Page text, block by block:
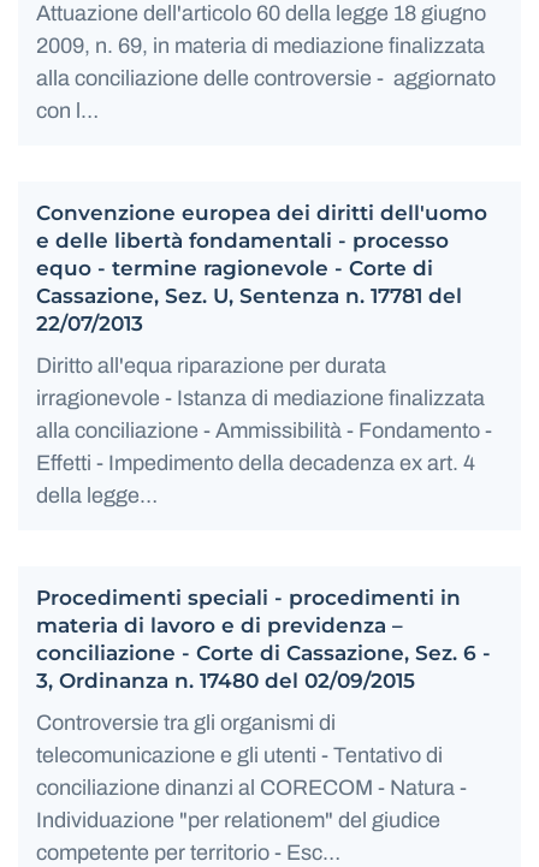
Attuazione dell'articolo 60 della legge 18 giugno
2009, n. 69, in materia di mediazione finalizzata
alla conciliazione delle controversie - aggiornato
con l…
Convenzione europea dei diritti dell'uomo
e delle libertà fondamentali - processo
equo - termine ragionevole - Corte di
Cassazione, Sez. U, Sentenza n. 17781 del
22/07/2013
Diritto all'equa riparazione per durata
irragionevole - Istanza di mediazione finalizzata
alla conciliazione - Ammissibilità - Fondamento -
Effetti - Impedimento della decadenza ex art. 4
della legge…
Procedimenti speciali - procedimenti in
materia di lavoro e di previdenza –
conciliazione - Corte di Cassazione, Sez. 6 -
3, Ordinanza n. 17480 del 02/09/2015
Controversie tra gli organismi di
telecomunicazione e gli utenti - Tentativo di
conciliazione dinanzi al CORECOM - Natura -
Individuazione "per relationem" del giudice
competente per territorio - Esc…